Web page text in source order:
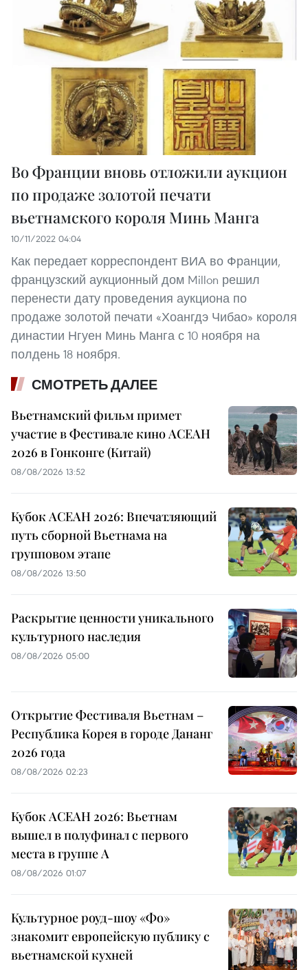
Во Франции вновь отложили аукцион
по продаже золотой печати
вьетнамского короля Минь Манга
10/11/2022 04:04
Как передает корреспондент ВИА во Франции,
французский аукционный дом Millon решил
перенести дату проведения аукциона по
продаже золотой печати «Хоангдэ Чибао» короля
династии Нгуен Минь Манга с 10 ноября на
полдень 18 ноября.
СМОТРЕТЬ ДАЛЕЕ
Вьетнамский фильм примет
участие в Фестивале кино АСЕАН
2026 в Гонконге (Китай)
08/08/2026 13:52
Кубок АСЕАН 2026: Впечатляющий
путь сборной Вьетнама на
групповом этапе
08/08/2026 13:50
Раскрытие ценности уникального
культурного наследия
08/08/2026 05:00
Открытие Фестиваля Вьетнам –
Республика Корея в городе Дананг
2026 года
08/08/2026 02:23
Кубок АСЕАН 2026: Вьетнам
вышел в полуфинал с первого
места в группе A
08/08/2026 01:07
Культурное роуд-шоу «Фо»
знакомит европейскую публику с
вьетнамской кухней